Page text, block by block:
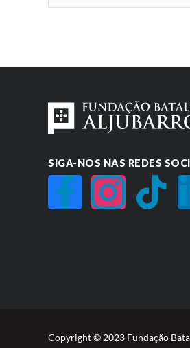
SIGA-NOS NAS REDES
Copyright © 2023 Fundação